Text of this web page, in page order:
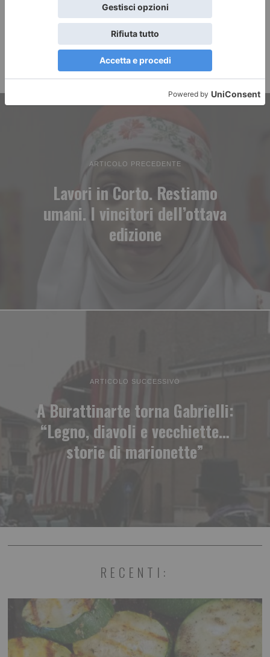
ARTICOLO PRECEDENTE
Lavori in Corto. Restiamo
umani. I vincitori dell’ottava
edizione
ARTICOLO SUCCESSIVO
A Burattinarte torna Gabrielli:
“Legno, diavoli e vecchiette…
storie di marionette”
RECENTI: